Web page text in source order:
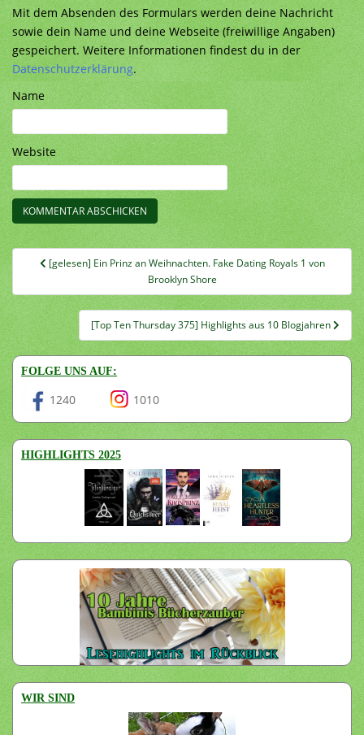
Mit dem Absenden des Formulars werden deine Nachricht
sowie dein Name und deine Webseite (freiwillige Angaben)
gespeichert. Weitere Informationen findest du in der
Datenschutzerklärung.
Name
Website
Beitragsnavigation
[gelesen] Ein Prinz an Weihnachten. Fake Dating Royals 1 von
Brooklyn Shore
[Top Ten Thursday 375] Highlights aus 10 Blogjahren
FOLGE UNS AUF:
1240 1010
HIGHLIGHTS 2025
WIR SIND